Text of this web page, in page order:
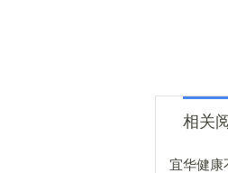
相关
宜华健康